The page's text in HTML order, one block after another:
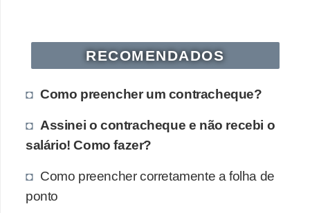
RECOMENDADOS
Como preencher um contracheque?
Assinei o contracheque e não recebi o
salário! Como fazer?
Como preencher corretamente a folha de
ponto